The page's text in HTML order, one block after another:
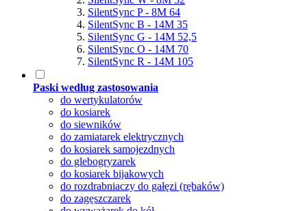
SilentSync P - 8M 64
SilentSync B - 14M 35
SilentSync G - 14M 52,5
SilentSync O - 14M 70
SilentSync R - 14M 105
Paski według zastosowania
do wertykulatorów
do kosiarek
do siewników
do zamiatarek elektrycznych
do kosiarek samojezdnych
do glebogryzarek
do kosiarek bijakowych
do rozdrabniaczy do gałęzi (rębaków)
do zagęszczarek